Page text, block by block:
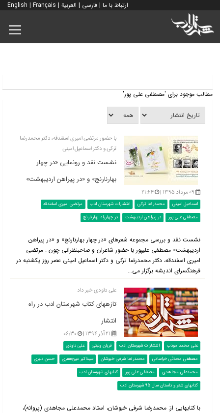
ارتباط با ما | فارسی | العربية |
English | Français
مطالب موجود برای 'مصطفی علی پور'
با حضور مرتضی امیری اسفندقه، دکتر محمدرضا
ترکی و دکتر اسماعیل امینی
نشست نقد و رونمایی «در چهار
بهارنارنج» و «در پیراهن اردیبهشت»
۰۹ مرداد ۱۳۹۵ | ۲۱:۲۴
اسماعیل امینی محمدرضا ترکی انتشارات شهرستان ادب
مرتضی امیری اسفندقه
مصطفی علی پور
در پیراهن اردیبهشت در چهارراه بهارنارنج
نشست نقد و بررسی مجموعه شعرهای «در چهار بهارنارنج» و «در پیراهن
اردیبهشت» مصطفی علیپور با حضور شاعران و صاحبنظرانی چون : مرتضی
امیری اسفندقه، دکتر محمدرضا ترکی و دکتر اسماعیل امینی عصر روز یکشنبه در
فرهنگسرای اندیشه برگزار می...
علی داودی خبر داد
تازه‎های کتاب شهرستان ادب در راه
انتشار
۲۱ آذر ۱۳۹۴ | ۰۶:۳۰
علی محمد مودب انتشارات شهرستان ادب قربان ولیئی
علی داودی
مصطفی محدثی خراسانی
محمدرضا شرفی خبوشان سیداکبر میرجعفری
حسن دلبری
محمدعلی مجاهدی
مصطفی علی پور
کتابهای شهرستان ادب
کتابهای شعر و داستان سال 95 شهرستان ادب
با کتاب‎هایی از: محمدرضا شرفی خبوشان، استاد محمدعلی مجاهدی (پروانه)،